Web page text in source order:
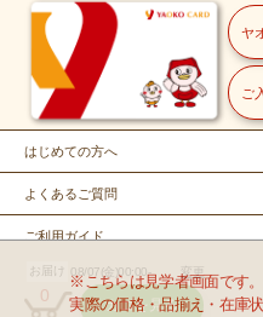
松岡醸造
帝松 社
長の酒
箱なし
７２０ｍｌ
1,450
円）
カゴに
入れる
常温
壮関
茎わかめうす
塩味
２５ｇ
118
（税込127.44円）
カゴに入れ
る
常温
森
ミルクキャ
メル
１２粒入
カゴに入
る
ＹＡＯＫＯ
那須牛乳
本体価格 199 円
214.92円）
福島県産・岩手県産
きゅうり【バ
ラ】
１本
本体価格 79
円
（税込85.32円）
冷蔵
１０個入
本
お届け 08/07(金)00:00- 変更
0 カゴを見る
※こちらは見学者画面です。
実際の価格・品揃え・在庫
ヤ
ご
はじめての方へ
よくあるご質問
ご利用ガイド
お問い合せ